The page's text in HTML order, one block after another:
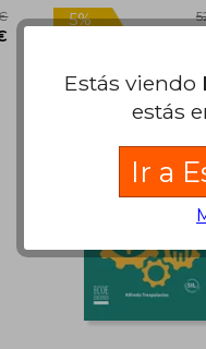
Nuevo
5%
dcto.
Estás viendo
estás
Ir a